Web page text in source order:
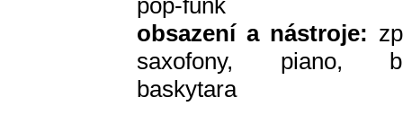
pop-funk
obsazení a nástroje:
saxofony, piano,
baskytara